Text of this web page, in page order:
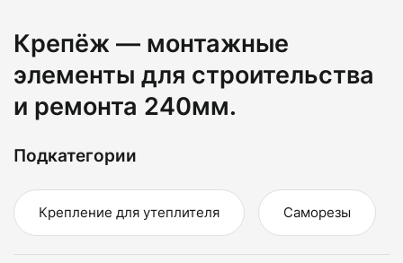
Крепёж — монтажные
элементы для строительства
и ремонта 240мм.
Подкатегории
Крепление для утеплителя Саморезы